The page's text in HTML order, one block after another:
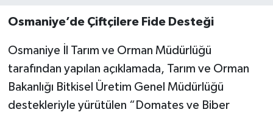
Osmaniye’de Çiftçilere Fide Desteği
Osmaniye İl Tarım ve Orman Müdürlüğü
tarafından yapılan açıklamada, Tarım ve Orman
Bakanlığı Bitkisel Üretim Genel Müdürlüğü
destekleriyle yürütülen “Domates ve Biber